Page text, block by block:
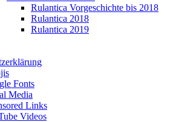
Rulantica Vorgeschichte bis 2018
Rulantica 2018
Rulantica 2019
Fonts
Media
Links
Videos